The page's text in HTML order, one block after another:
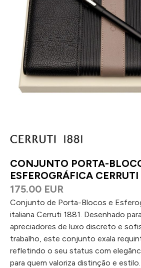
CONJUNTO PORTA-
ESFEROGRÁFICA CERRUTI
175.00 EUR
Conjunto de Porta-Blocos e
italiana Cerruti 1881. Desenhado
apreciadores de luxo discreto e
trabalho, este conjunto exala
refletindo o seu status com
para quem valoriza distinção e estilo.